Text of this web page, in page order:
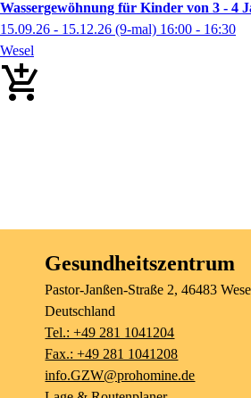
Wassergewöhnung für Kinder von 3 - 4
15.09.26 - 15.12.26 (9-mal) 16:00 - 16:30
Wesel
Gesundheitszentrum
Pastor-Janßen-Straße 2, 46483
Deutschland
Tel.: +49 281 1041204
Fax.: +49 281 1041208
info.GZW@prohomine.de